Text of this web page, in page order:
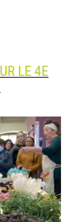
LE 4E